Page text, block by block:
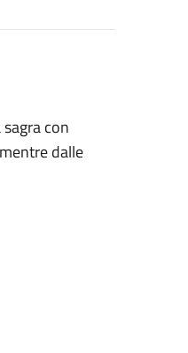
con
dalle